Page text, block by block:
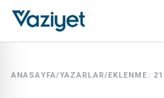
ANASAYFA/YAZARLAR/EKLENME: